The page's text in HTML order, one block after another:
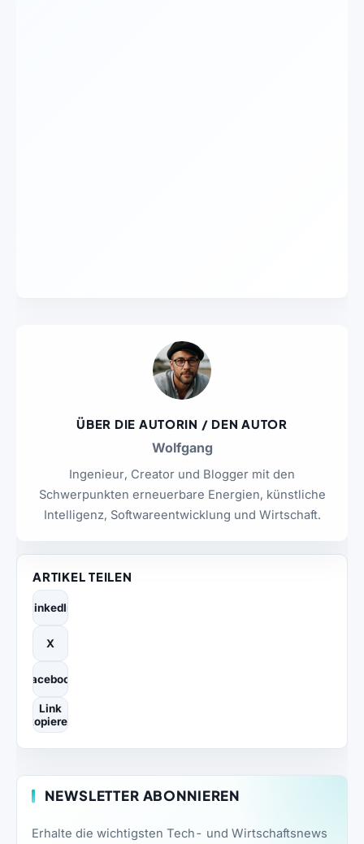
ÜBER DIE AUTORIN / DEN AUTOR
Wolfgang
Ingenieur, Creator und Blogger mit den
Schwerpunkten erneuerbare Energien, künstliche
Intelligenz, Softwareentwicklung und Wirtschaft.
ARTIKEL TEILEN
LinkedIn
X
Facebook
Link
kopieren
NEWSLETTER ABONNIEREN
Erhalte die wichtigsten Tech- und Wirtschaftsnews